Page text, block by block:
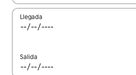
Llegada
Salida